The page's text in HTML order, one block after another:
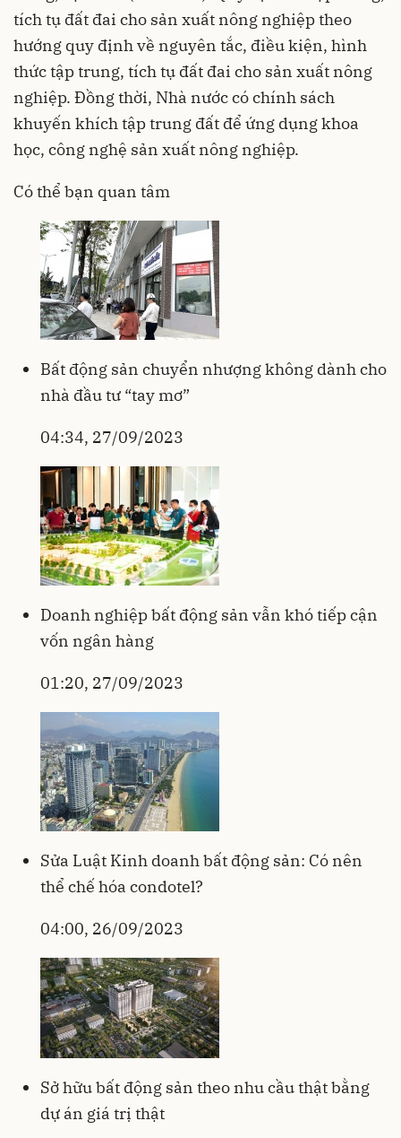
tích tụ đất đai cho sản xuất nông nghiệp theo
hướng quy định về nguyên tắc, điều kiện, hình
thức tập trung, tích tụ đất đai cho sản xuất nông
nghiệp. Đồng thời, Nhà nước có chính sách
khuyến khích tập trung đất để ứng dụng khoa
học, công nghệ sản xuất nông nghiệp.
Có thể bạn quan tâm
Bất động sản chuyển nhượng không dành cho
nhà đầu tư “tay mơ”
04:34, 27/09/2023
Doanh nghiệp bất động sản vẫn khó tiếp cận
vốn ngân hàng
01:20, 27/09/2023
Sửa Luật Kinh doanh bất động sản: Có nên
thể chế hóa condotel?
04:00, 26/09/2023
Sở hữu bất động sản theo nhu cầu thật bằng
dự án giá trị thật